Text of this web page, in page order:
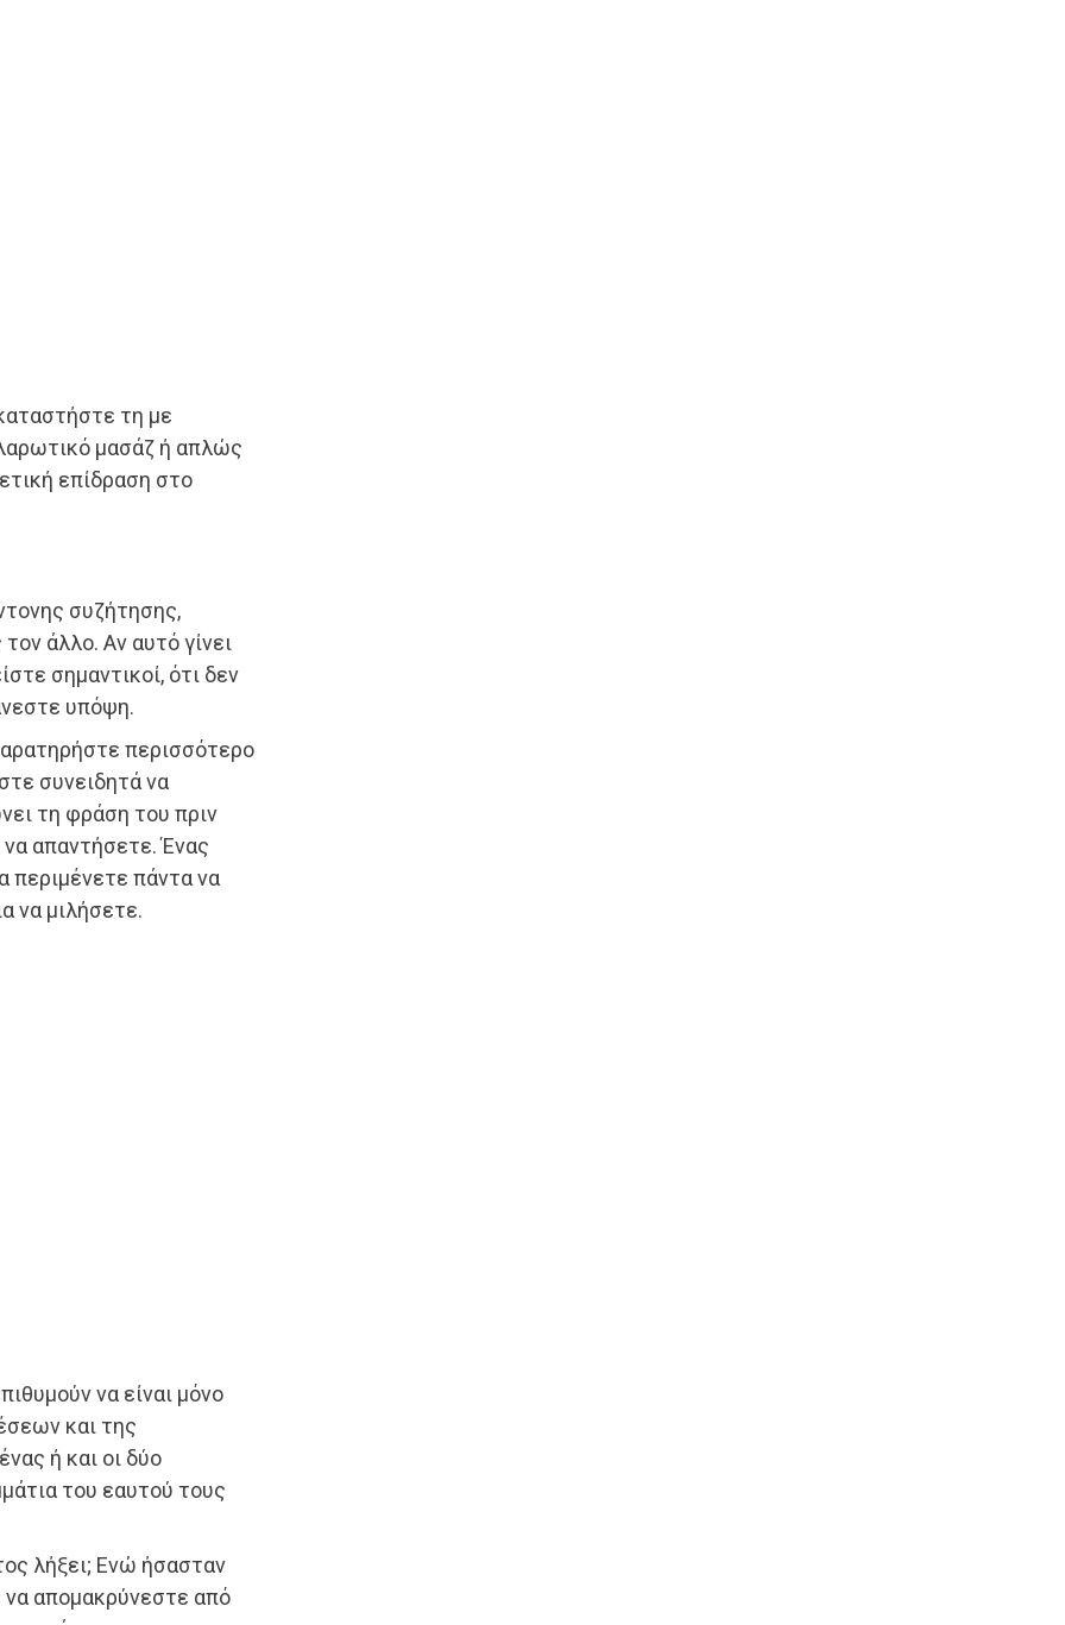
τη με
μασάζ ή απλώς
επίδραση στο
συζήτησης,
άλλο. Αν αυτό γίνει
σημαντικοί, ότι δεν
υπόψη.
περισσότερο
συνειδητά να
τη φράση του πριν
απαντήσετε. Ένας
περιμένετε πάντα να
να μιλήσετε.
να είναι μόνο
και της
ή και οι δύο
του εαυτού τους
λήξει; Ενώ ήσασταν
να απομακρύνεστε από